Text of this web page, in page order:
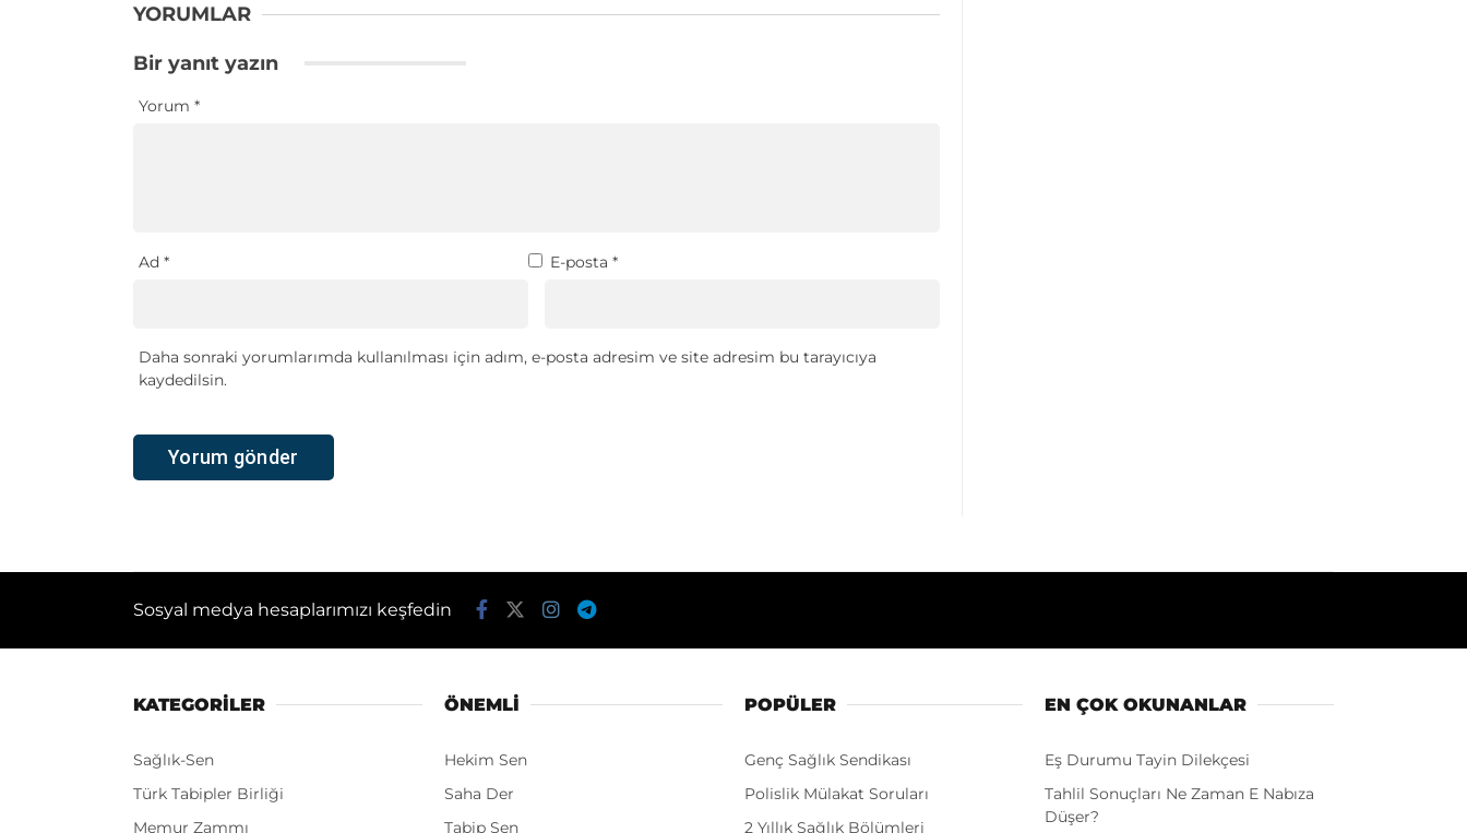
YORUMLAR
Bir yanıt yazın
Yorum *
Ad * E-posta *
Daha sonraki yorumlarımda kullanılması için adım, e-posta adresim ve site adresim bu tarayıcıya
kaydedilsin.
Sosyal medya hesaplarımızı keşfedin
KATEGORİLER
Sağlık-Sen
Türk Tabipler Birliği
Memur Zammı
ÖNEMLI
Hekim Sen
Saha Der
Tabip Sen
POPÜLER
Genç Sağlık Sendikası
Polislik Mülakat Soruları
2 Yıllık Sağlık Bölümleri
EN ÇOK OKUNANLAR
Eş Durumu Tayin Dilekçesi
Tahlil Sonuçları Ne Zaman E Nabıza
Düşer?